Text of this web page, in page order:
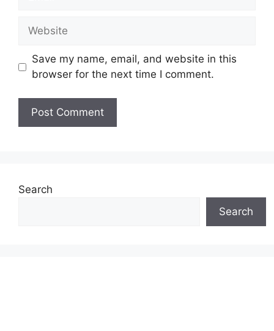
Website
Save my name, email, and website in this
browser for the next time I comment.
Search
Search